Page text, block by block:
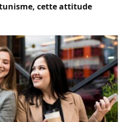
cette attitude